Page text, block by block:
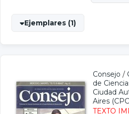
Ejemplares (1)
Consejo /
de
Ciudad
Aires
TEXTO